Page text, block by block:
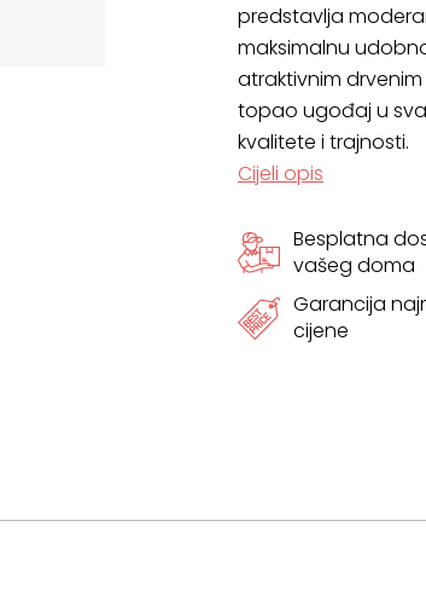
200
količina
predstavlja
maksimalnu
atraktivnim
topao ugođaj u
kvalitete i trajnosti.
Cijeli opis
Besplatna
vašeg doma
Garancija
cijene